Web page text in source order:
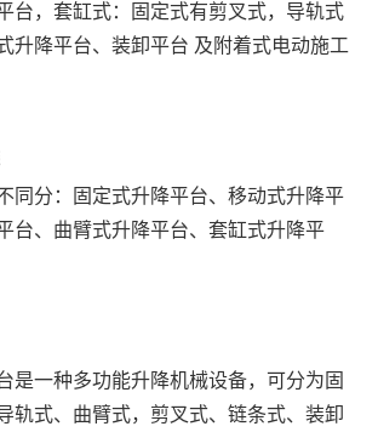
台，套缸式：固定式有剪叉式，导轨式
升降平台、装卸平台 及附着式电动施工
同分：固定式升降平台、移动式升降平
台、曲臂式升降平台、套缸式升降平
是一种多功能升降机械设备，可分为固
轨式、曲臂式，剪叉式、链条式、装卸